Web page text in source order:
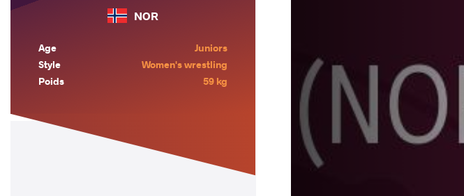
NOR
Age
Juniors
Style
Women's wrestling
Poids
59 kg